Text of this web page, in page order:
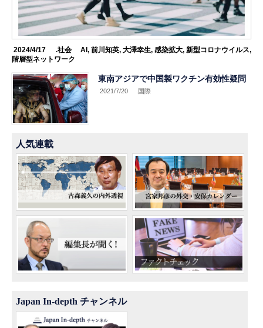
2024/4/17 .社会 AI , 前川知英, 大澤幸生, 感染拡大, 新型コロナウイルス,
階層型ネットワーク
東南アジアで中国製ワクチン有効性疑問
2021/7/20 .国際
人気連載
Japan In-depth チャンネル